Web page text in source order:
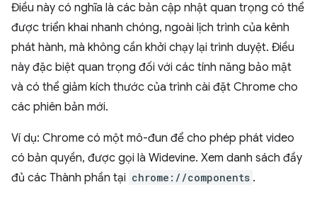
Điều này có nghĩa là các bản cập nhật quan trọng có thể
được triển khai nhanh chóng, ngoài lịch trình của kênh
phát hành, mà không cần khởi chạy lại trình duyệt. Điều
này đặc biệt quan trọng đối với các tính năng bảo mật
và có thể giảm kích thước của trình cài đặt Chrome cho
các phiên bản mới.
Ví dụ: Chrome có một mô-đun để cho phép phát video
có bản quyền, được gọi là Widevine. Xem danh sách đầy
đủ các Thành phần tại chrome://components .